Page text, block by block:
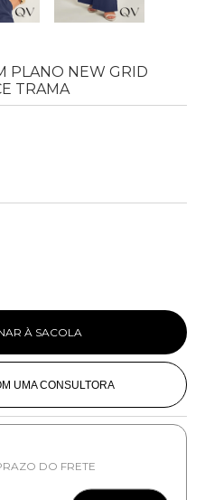
PLANO NEW GRID
TRAMA
À SACOLA
UMA CONSULTORA
DO FRETE